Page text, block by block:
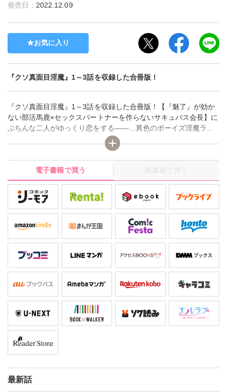
発売日： 2022.12.09
お気に入り
『クソ真面目淫魔』1～3話を収録した合冊版！
『クソ真面目淫魔』1～3話を収録した合冊版！【『魅了』が効か
ない部活馬鹿×セックスパートナーを作らないサキュバス会長】に
ぶちんな二人がゆっくり恋をする――…異色のボーイズ淫魔ラブ
☆崇拝者の多い生徒会長の茜、その正体はいつも腹を空かせたサ
キュバス。夜になると酔っ払ったおじさんから精液をもらい『食
事』を済ませていたある日、トラブって困っている所を合唱部部
長の市田に助けられる。市田は部費アップを直談判しに来た生徒
で、『魅了』の力が唯一効かない相手だった。空腹MAXに達した
茜はついに市田を襲ってしまうが、返り討ちに遭い――!!「その
力、俺のために使いましょう」茜がサキュバスだと知った市田
は、ある取引を持ち掛ける…!
電子書籍で買う 紙書籍で買う
最新話